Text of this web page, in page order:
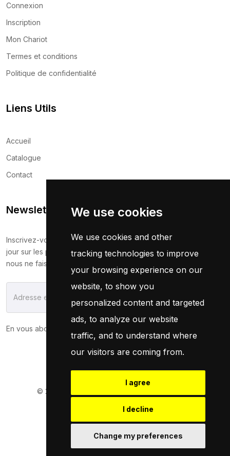
We use cookies
We use cookies and other
tracking technologies to improve
your browsing experience on our
website, to show you
personalized content and targeted
ads, to analyze our website
traffic, and to understand where
our visitors are coming from.
I agree
I decline
Change my preferences
Connexion
Inscription
Mon Chariot
Termes et conditions
Politique de confidentialité
Liens Utils
Accueil
Catalogue
Contact
Newsletter
Inscrivez-vous maintenant pour recevoir les dernières mises à
jour sur les promotions et les coupons. Ne vous inquiétez pas,
nous ne faisons pas de spam !
S'Abonner
En vous abonnant, vous acceptez notre
© 2026
Naro Dev